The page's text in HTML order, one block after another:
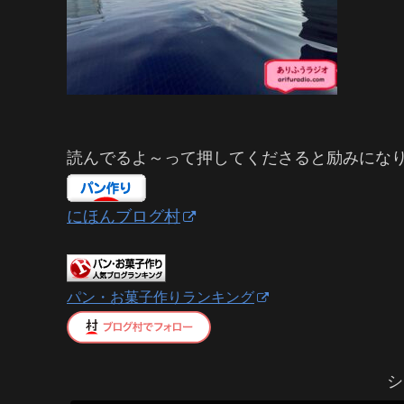
読んでるよ～って押してくださると励みにな
にほんブログ村
パン・お菓子作りランキング